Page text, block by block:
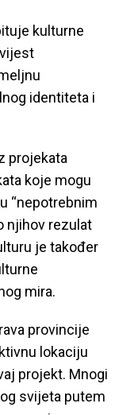
kulturne
identiteta i
projekata
koje mogu
“nepotrebnim
njihov rezulat
je također
mira.
provincije
lokaciju
projekt. Mnogi
svijeta putem